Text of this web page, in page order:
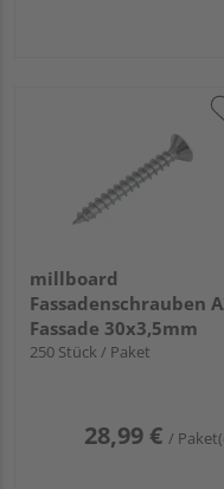
millboard
Fassadenschrauben
Fassade 30x3,5mm
250 Stück / Paket
28,99 € /